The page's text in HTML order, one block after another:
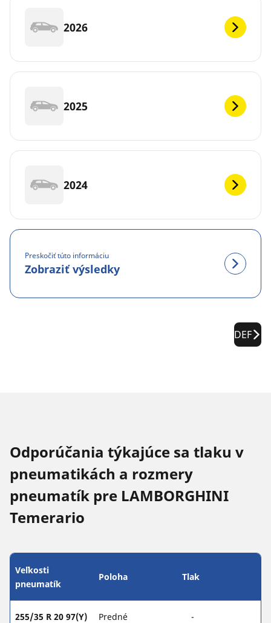
2026
2025
2024
Preskočiť túto informáciu
Zobraziť výsledky
DEF
Odporúčania týkajúce sa tlaku v
pneumatikách a rozmery
pneumatík pre LAMBORGHINI
Temerario
Veľkosti
pneumatík
Poloha Tlak
255/35 R 20 97(Y) Predné -